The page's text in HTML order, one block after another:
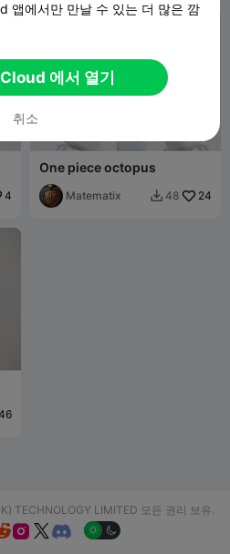
4
One piece octopus
Matematix  48 24
TECHNOLOGY LIMITED 모든 권리 보유.
  
앱에서만 만날 수 있는 더 많은 깜
에서 열기
취소